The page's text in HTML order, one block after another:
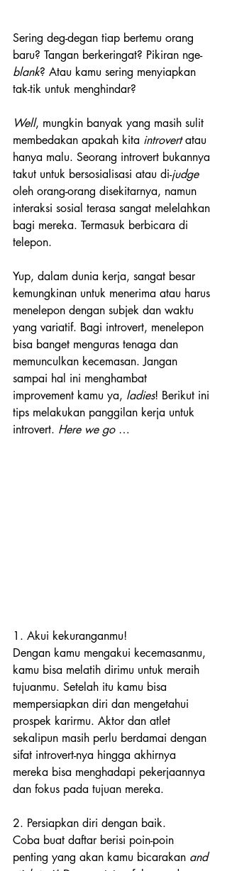
Sering deg-degan tiap bertemu orang
baru? Tangan berkeringat? Pikiran nge-
blank? Atau kamu sering menyiapkan
tak-tik untuk menghindar?
Well, mungkin banyak yang masih sulit
membedakan apakah kita introvert atau
hanya malu. Seorang introvert bukannya
takut untuk bersosialisasi atau di-judge
oleh orang-orang disekitarnya, namun
interaksi sosial terasa sangat melelahkan
bagi mereka. Termasuk berbicara di
telepon.
Yup, dalam dunia kerja, sangat besar
kemungkinan untuk menerima atau harus
menelepon dengan subjek dan waktu
yang variatif. Bagi introvert, menelepon
bisa banget menguras tenaga dan
memunculkan kecemasan. Jangan
sampai hal ini menghambat
improvement kamu ya, ladies! Berikut ini
tips melakukan panggilan kerja untuk
introvert. Here we go …
1. Akui kekuranganmu!
Dengan kamu mengakui kecemasanmu,
kamu bisa melatih dirimu untuk meraih
tujuanmu. Setelah itu kamu bisa
mempersiapkan diri dan mengetahui
prospek karirmu. Aktor dan atlet
sekalipun masih perlu berdamai dengan
sifat introvert-nya hingga akhirnya
mereka bisa menghadapi pekerjaannya
dan fokus pada tujuan mereka.
2. Persiapkan diri dengan baik.
Coba buat daftar berisi poin-poin
penting yang akan kamu bicarakan and